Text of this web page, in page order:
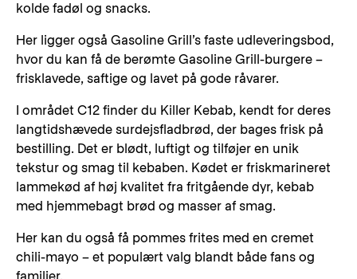
kolde fadøl og snacks.
Her ligger også Gasoline Grill’s faste udleveringsbod,
hvor du kan få de berømte Gasoline Grill-burgere –
frisklavede, saftige og lavet på gode råvarer.
I området C12 finder du Killer Kebab, kendt for deres
langtidshævede surdejsfladbrød, der bages frisk på
bestilling. Det er blødt, luftigt og tilføjer en unik
tekstur og smag til kebaben. Kødet er friskmarineret
lammekød af høj kvalitet fra fritgående dyr, kebab
med hjemmebagt brød og masser af smag.
Her kan du også få pommes frites med en cremet
chili-mayo – et populært valg blandt både fans og